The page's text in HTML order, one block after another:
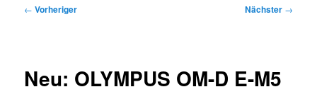
Beitragsnavigation
← Vorheriger Nächster →
Neu: OLYMPUS OM-D E-M5